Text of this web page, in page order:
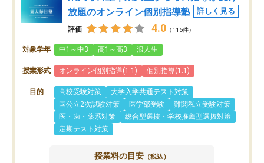
放題のオンライン個別指導塾
詳しく見る
評価 4.0 （116件）
対象学年 中1～中3 高1～高3 浪人生
授業形式 オンライン個別指導(1:1) 個別指導(1:1)
目的 高校受験対策
大学入学共通テスト対策
国公立2次試験対策
医学部受験
難関私立受験対策
医・歯・薬系対策
総合型選抜・学校推薦型選抜対策
定期テスト対策
授業料の目安 （税込）